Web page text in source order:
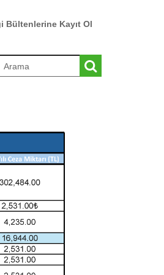
Bültenlerine Kayıt Ol